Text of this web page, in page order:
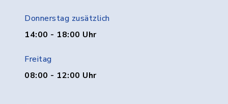
Donnerstag zusätzlich
14:00 - 18:00 Uhr
Freitag
08:00 - 12:00 Uhr